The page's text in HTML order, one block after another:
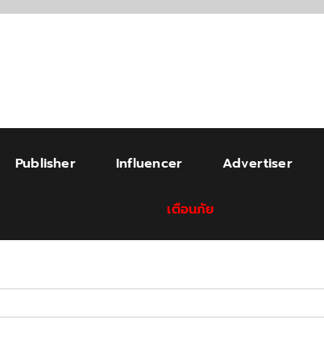
Publisher Influencer Advertiser
เตือนภัย